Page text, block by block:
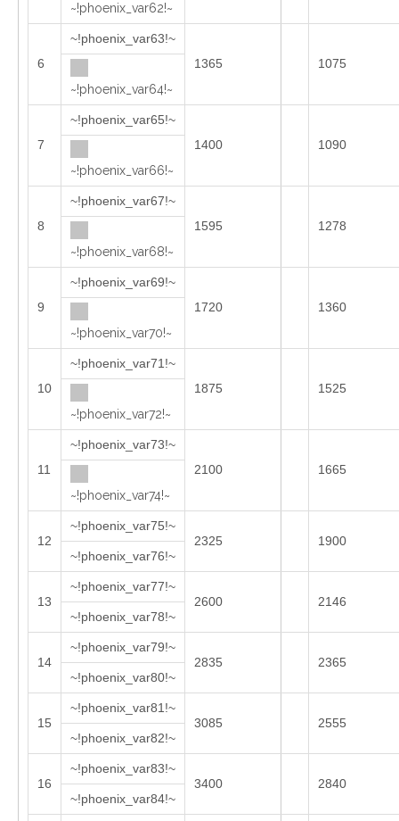
~!phoenix_var62!~
6
~!phoenix_var63!~
1365
1075
~!phoenix_var64!~
7
~!phoenix_var65!~
1400
1090
~!phoenix_var66!~
8
~!phoenix_var67!~
1595
1278
~!phoenix_var68!~
9
~!phoenix_var69!~
1720
1360
~!phoenix_var70!~
10
~!phoenix_var71!~
1875
1525
~!phoenix_var72!~
11
~!phoenix_var73!~
2100
1665
~!phoenix_var74!~
12
~!phoenix_var75!~
2325
1900
~!phoenix_var76!~
13
~!phoenix_var77!~
2600
2146
~!phoenix_var78!~
14
~!phoenix_var79!~
2835
2365
~!phoenix_var80!~
15
~!phoenix_var81!~
3085
2555
~!phoenix_var82!~
16
~!phoenix_var83!~
3400
2840
~!phoenix_var84!~